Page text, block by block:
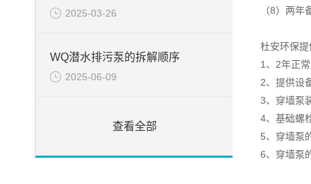
2025-03-26
WQ潜水排污泵的拆解顺序
2025-06-09
查看全部
（8）两
杜安环保
1、2年正
2、提供设
3、穿墙泵
4、基础螺
5、穿墙泵
6、穿墙泵